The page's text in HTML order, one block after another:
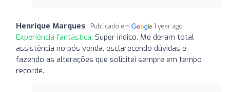
Henrique Marques Publicado em 1 year ago
Experiência fantástica: Super indico. Me deram total
assistência no pós venda, esclarecendo dúvidas e
fazendo as alterações que solicitei sempre em tempo
recorde.